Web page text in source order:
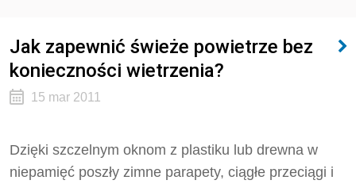
Jak zapewnić świeże powietrze bez
konieczności wietrzenia?
15 mar 2011
Dzięki szczelnym oknom z plastiku lub drewna w
niepamięć poszły zimne parapety, ciągłe przeciągi i